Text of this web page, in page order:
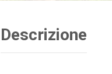
Descrizione